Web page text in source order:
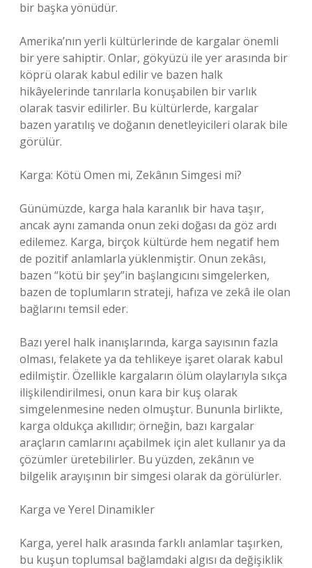
bir başka yönüdür.
Amerika’nın yerli kültürlerinde de kargalar önemli
bir yere sahiptir. Onlar, gökyüzü ile yer arasında bir
köprü olarak kabul edilir ve bazen halk
hikâyelerinde tanrılarla konuşabilen bir varlık
olarak tasvir edilirler. Bu kültürlerde, kargalar
bazen yaratılış ve doğanın denetleyicileri olarak bile
görülür.
Karga: Kötü Omen mi, Zekânın Simgesi mi?
Günümüzde, karga hala karanlık bir hava taşır,
ancak aynı zamanda onun zeki doğası da göz ardı
edilemez. Karga, birçok kültürde hem negatif hem
de pozitif anlamlarla yüklenmiştir. Onun zekâsı,
bazen “kötü bir şey”in başlangıcını simgelerken,
bazen de toplumların strateji, hafıza ve zekâ ile olan
bağlarını temsil eder.
Bazı yerel halk inanışlarında, karga sayısının fazla
olması, felakete ya da tehlikeye işaret olarak kabul
edilmiştir. Özellikle kargaların ölüm olaylarıyla sıkça
ilişkilendirilmesi, onun kara bir kuş olarak
simgelenmesine neden olmuştur. Bununla birlikte,
karga oldukça akıllıdır; örneğin, bazı kargalar
araçların camlarını açabilmek için alet kullanır ya da
çözümler üretebilirler. Bu yüzden, zekânın ve
bilgelik arayışının bir simgesi olarak da görülürler.
Karga ve Yerel Dinamikler
Karga, yerel halk arasında farklı anlamlar taşırken,
bu kuşun toplumsal bağlamdaki algısı da değişiklik